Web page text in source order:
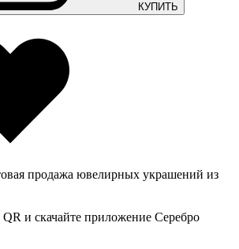
КУПИТЬ
продажа ювелирных украшений из
и скачайте приложение Серебро